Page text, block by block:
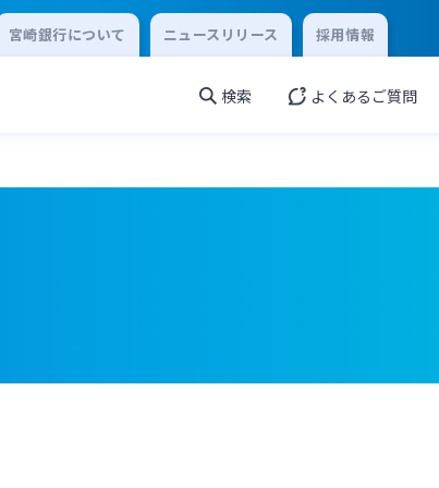
宮崎銀行について ニュースリリース 採用情報
検索 よくあるご質問